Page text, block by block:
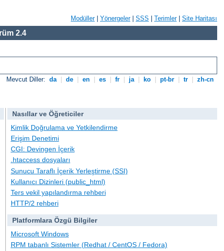
Modüller| Yönergeler| SSS Terimler| Site Haritası
2.4
Mevcut Diller: da de en es fr ja ko pt-br tr zh-cn
Nasıllar ve Öğreticiler
Kimlik Doğrulama ve Yetkilendirme
Erişim Denetimi
CGI: Devingen İçerik
.htaccess dosyaları
Sunucu Taraflı İçerik Yerleştirme (SSI)
Kullanıcı Dizinleri (public_html)
Ters vekil yapılandırma rehberi
HTTP/2 rehberi
Platformlara Özgü Bilgiler
Microsoft Windows
RPM tabanlı Sistemler (Redhat / CentOS / Fedora)